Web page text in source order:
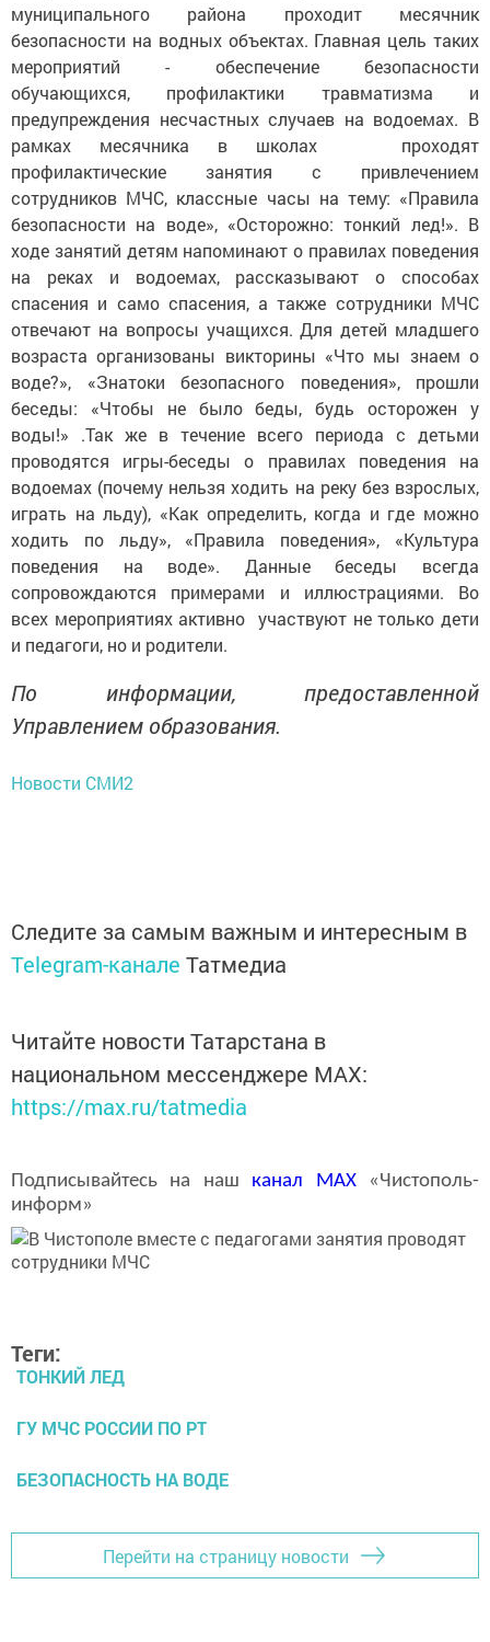
муниципального района проходит месячник
безопасности на водных объектах. Главная цель таких
мероприятий - обеспечение безопасности
обучающихся, профилактики травматизма и
предупреждения несчастных случаев на водоемах. В
рамках месячника в школах проходят
профилактические занятия с привлечением
сотрудников МЧС, классные часы на тему: «Правила
безопасности на воде», «Осторожно: тонкий лед!». В
ходе занятий детям напоминают о правилах поведения
на реках и водоемах, рассказывают о способах
спасения и само спасения, а также сотрудники МЧС
отвечают на вопросы учащихся. Для детей младшего
возраста организованы викторины «Что мы знаем о
воде?», «Знатоки безопасного поведения», прошли
беседы: «Чтобы не было беды, будь осторожен у
воды!» .Так же в течение всего периода с детьми
проводятся игры-беседы о правилах поведения на
водоемах (почему нельзя ходить на реку без взрослых,
играть на льду), «Как определить, когда и где можно
ходить по льду», «Правила поведения», «Культура
поведения на воде». Данные беседы всегда
сопровождаются примерами и иллюстрациями. Во
всех мероприятиях активно участвуют не только дети
и педагоги, но и родители.
По информации, предоставленной
Управлением образования.
Новости СМИ2
Следите за самым важным и интересным в
Telegram-канале Татмедиа
Читайте новости Татарстана в
национальном мессенджере MАХ:
https://max.ru/tatmedia
Подписывайтесь на наш канал MAX«Чистополь-
информ»
Теги:
ТОНКИЙ ЛЕД
ГУ МЧС РОССИИ ПО РТ
БЕЗОПАСНОСТЬ НА ВОДЕ
Перейти на страницу новости